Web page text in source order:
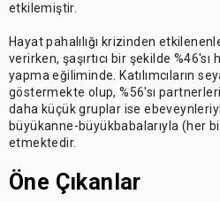
etkilemiştir.
Hayat pahalılığı krizinden
verirken, şaşırtıcı bir şekilde
yapma eğiliminde. Katılımcıların
göstermekte olup, %56'sı
daha küçük gruplar ise
büyükanne-büyükbabalarıyla (her
etmektedir.
Öne Çıkanlar